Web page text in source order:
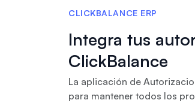
CLICKBALANCE ERP
Integra tus
ClickBalance
La aplicación de
para mantener todos los